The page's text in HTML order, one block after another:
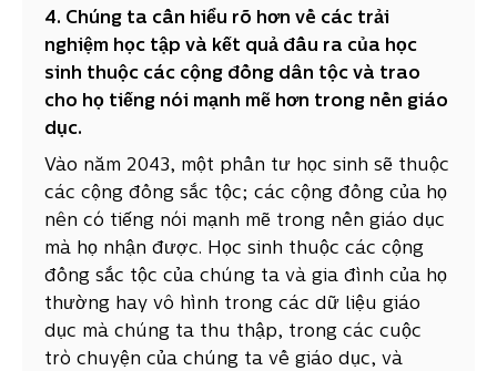
4. Chúng ta cần hiểu rõ hơn về các trải
nghiệm học tập và kết quả đầu ra của học
sinh thuộc các cộng đồng dân tộc và trao
cho họ tiếng nói mạnh mẽ hơn trong nền giáo
dục.
Vào năm 2043, một phần tư học sinh sẽ thuộc
các cộng đồng sắc tộc; các cộng đồng của họ
nên có tiếng nói mạnh mẽ trong nền giáo dục
mà họ nhận được. Học sinh thuộc các cộng
đồng sắc tộc của chúng ta và gia đình của họ
thường hay vô hình trong các dữ liệu giáo
dục mà chúng ta thu thập, trong các cuộc
trò chuyện của chúng ta về giáo dục, và